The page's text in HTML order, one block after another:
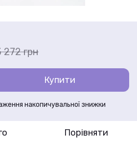
272 грн
Купити
накопичувальної знижки
Порівняти